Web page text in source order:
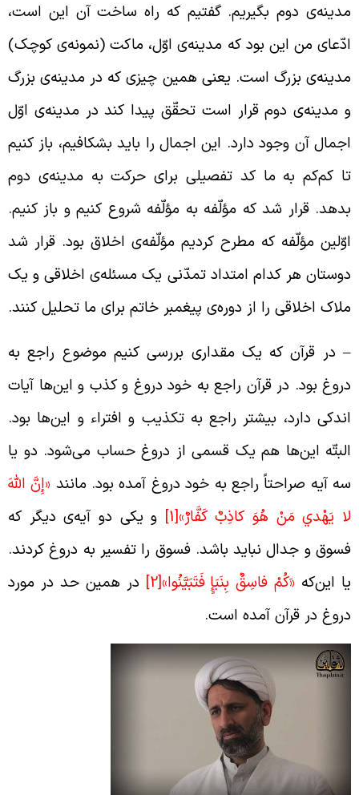
دوم بگیریم. گفتیم که راه ساخت آن این است،
من این بود که مدینه‌ی اوّل، ماکت (نمونه‌ی کوچک)
بزرگ است. یعنی همین چیزی که در مدینه‌ی بزرگ
مدینه‌ی دوم قرار است تحقّق پیدا کند در مدینه‌ی اوّل
آن وجود دارد. این اجمال را باید بشکافیم، باز کنیم
کم‌کم به ما کد تفصیلی برای حرکت به مدینه‌ی دوم
قرار شد که مؤلّفه به مؤلّفه شروع کنیم و باز کنیم.
مؤلّفه که مطرح کردیم مؤلّفه‌ی اخلاق بود. قرار شد
هر کدام امتداد تمدّنی یک مسئله‌ی اخلاقی و یک
اخلاقی را از دوره‌ی پیغمبر خاتم برای ما تحلیل کنند.
در قرآن که یک مقداری بررسی کنیم موضوع راجع به
بود. در قرآن راجع به خود دروغ و کذب و این‌ها آیات
دارد، بیشتر راجع به تکذیب و افتراء و این‌ها بود.
این‌ها هم یک قسمی از دروغ حساب می‌شود. دو یا
آیه صراحتاً راجع به خود دروغ آمده بود. مانند«إِنَّ اللَّهَ
يَهْدي مَنْ هُوَ كاذِبٌ كَفَّارٌ»[1] و یکی دو آیه‌ی دیگر که
و جدال نباید باشد. فسوق را تفسیر به دروغ کردند.
این‌که«َكُمْ فاسِقٌ بِنَبَإٍ فَتَبَيَّنُوا»[2] در همین حد در مورد
در قرآن آمده است.